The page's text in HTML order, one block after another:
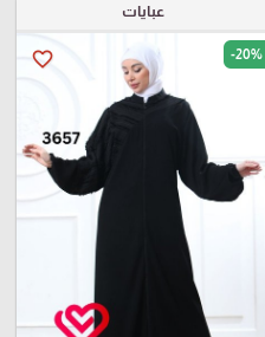
عبايات
favorite_border -20%